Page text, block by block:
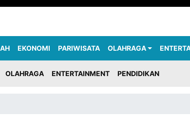
EKONOMI PARIWISATA OLAHRAGA
OLAHRAGA ENTERTAINMENT PENDIDIKAN